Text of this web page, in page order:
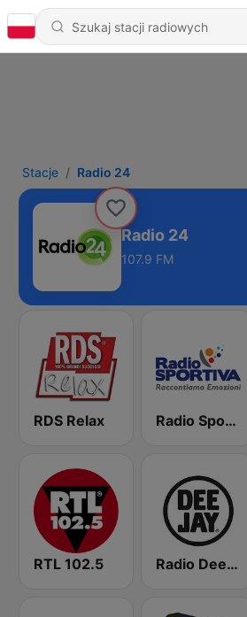
Stacje Radio 24
Radio 24
107.9 FM
RDS Relax Radio Sportiva
RTL 102.5 Radio Deejay